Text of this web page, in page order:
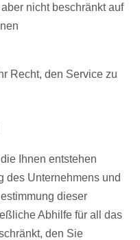
nicht beschränkt auf
Recht, den Service zu
Ihnen entstehen
des Unternehmens und
dieser
Abhilfe für all das
den Sie